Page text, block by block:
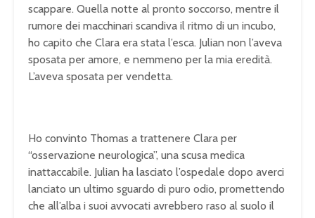
scappare. Quella notte al pronto soccorso, mentre il
rumore dei macchinari scandiva il ritmo di un incubo,
ho capito che Clara era stata l’esca. Julian non l’aveva
sposata per amore, e nemmeno per la mia eredità.
L’aveva sposata per vendetta.
Ho convinto Thomas a trattenere Clara per
“osservazione neurologica”, una scusa medica
inattaccabile. Julian ha lasciato l’ospedale dopo averci
lanciato un ultimo sguardo di puro odio, promettendo
che all’alba i suoi avvocati avrebbero raso al suolo il